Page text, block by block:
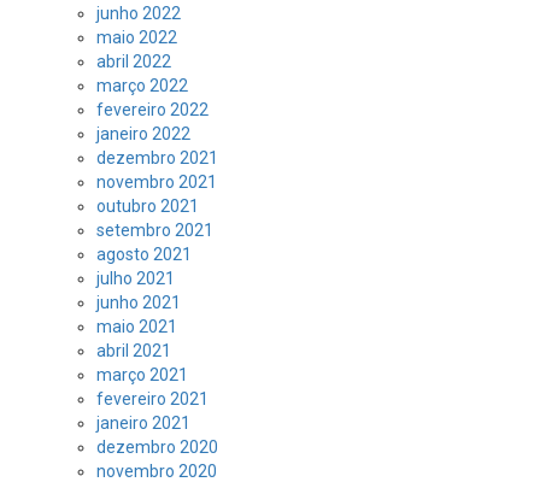
junho 2022
maio 2022
abril 2022
março 2022
fevereiro 2022
janeiro 2022
dezembro 2021
novembro 2021
outubro 2021
setembro 2021
agosto 2021
julho 2021
junho 2021
maio 2021
abril 2021
março 2021
fevereiro 2021
janeiro 2021
dezembro 2020
novembro 2020